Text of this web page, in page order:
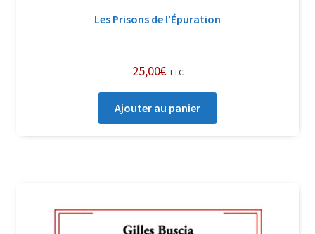
Les Prisons de l’Épuration
25,00€ TTC
Ajouter au panier